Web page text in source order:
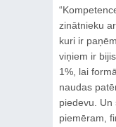
zinātnieku
kuri ir
viņiem ir
1%, lai
naudas
piedevu.
piemēram,